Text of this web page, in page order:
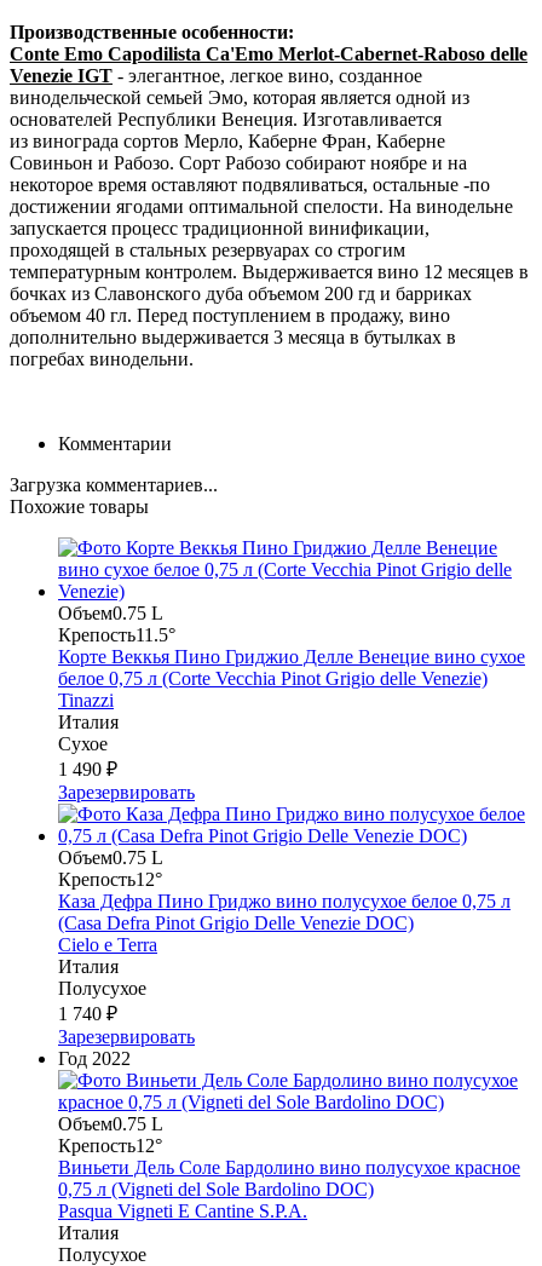
Производственные особенности:
Conte Emo Capodilista Ca'Emo Merlot-Cabernet-Raboso delle
Venezie IGT - элегантное, легкое вино, созданное
винодельческой семьей Эмо, которая является одной из
основателей Республики Венеция. Изготавливается
из винограда сортов Мерло, Каберне Фран, Каберне
Совиньон и Рабозо. Сорт Рабозо собирают ноябре и на
некоторое время оставляют подвяливаться, остальные -по
достижении ягодами оптимальной спелости. На винодельне
запускается процесс традиционной винификации,
проходящей в стальных резервуарах со строгим
температурным контролем. Выдерживается вино 12 месяцев в
бочках из Славонского дуба объемом 200 гд и барриках
объемом 40 гл. Перед поступлением в продажу, вино
дополнительно выдерживается 3 месяца в бутылках в
погребах винодельни.
Комментарии
Загрузка комментариев...
Похожие товары
Объем0.75 L
Крепость11.5°
Корте Веккья Пино Гриджио Делле Венецие вино сухое
белое 0,75 л (Corte Vecchia Pinot Grigio delle Venezie)
Tinazzi
Италия
Сухое
1 490 ₽
Зарезервировать
Объем0.75 L
Крепость12°
Каза Дефра Пино Гриджо вино полусухое белое 0,75 л
(Casa Defra Pinot Grigio Delle Venezie DOC)
Cielo e Terra
Италия
Полусухое
1 740 ₽
Зарезервировать
Год 2022
Объем0.75 L
Крепость12°
Виньети Дель Соле Бардолино вино полусухое красное
0,75 л (Vigneti del Sole Bardolino DOC)
Pasqua Vigneti E Cantine S.P.A.
Италия
Полусухое